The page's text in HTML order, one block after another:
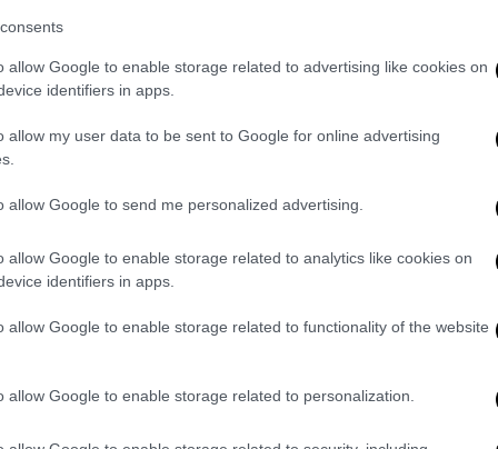
allow Google to enable storage related to advertising like cookies on
identifiers in apps.
allow my user data to be sent to Google for online advertising
allow Google to send me personalized advertising.
allow Google to enable storage related to analytics like cookies on
identifiers in apps.
allow Google to enable storage related to functionality of the website
allow Google to enable storage related to personalization.
την επιλογή του Ρενάτο Σάντσες,
εκτός αποστολής. Παράλληλα δεν
Γεντβάι, Ντέσερς και Σισοκό. Αντιθέτως,
οι Πάλμερ Μπράουν και Ζαρουρί.
Γιόβιτς να αφήνουν πίσω τα
στη διάθεσή του.
Μπράουν, Ερνάντεθ, Ίνγκασον -
Κυριακόπουλος - Ταμπόρδα,
Ρέλβας, Πήλιος (Πένραις) - Κοϊτά,
- Ζίνι (Γιόβιτς), Βάργκα.
για τα πλέι οφ των θέσεων 5-8, χωρίς